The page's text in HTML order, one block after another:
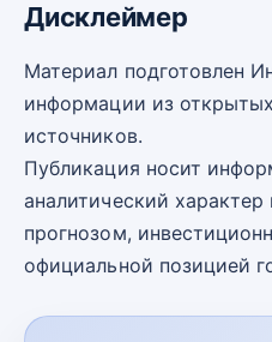
Дисклеймер
Материал подготовлен
информации из
источников.
Публикация носит
аналитический характер
прогнозом,
официальной позицией